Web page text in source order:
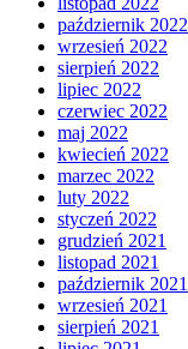
październik 2022
wrzesień 2022
sierpień 2022
lipiec 2022
czerwiec 2022
maj 2022
kwiecień 2022
marzec 2022
luty 2022
styczeń 2022
grudzień 2021
listopad 2021
październik 2021
wrzesień 2021
sierpień 2021